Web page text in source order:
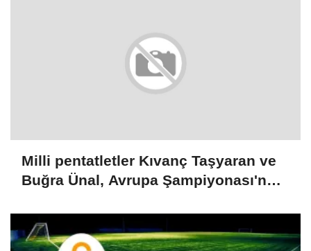
Milli pentatletler Kıvanç Taşyaran ve
Buğra Ünal, Avrupa Şampiyonası'nda